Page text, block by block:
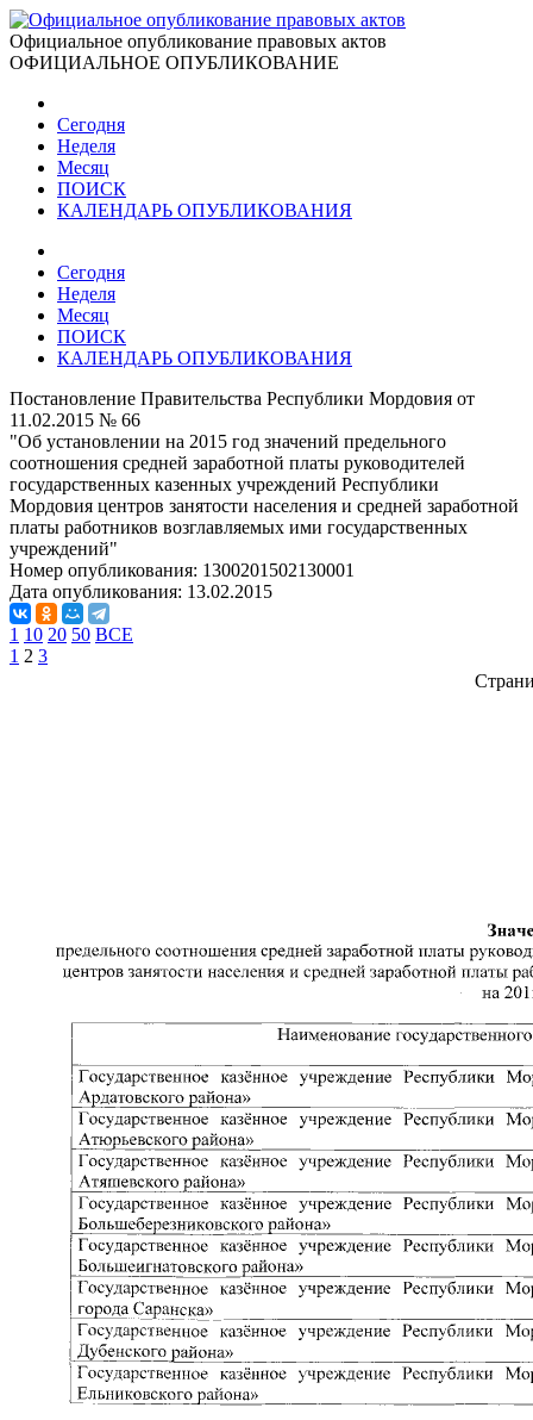
Официальное опубликование правовых актов
ОФИЦИАЛЬНОЕ ОПУБЛИКОВАНИЕ
Сегодня
Неделя
Месяц
ПОИСК
КАЛЕНДАРЬ ОПУБЛИКОВАНИЯ
Сегодня
Неделя
Месяц
ПОИСК
КАЛЕНДАРЬ ОПУБЛИКОВАНИЯ
Постановление Правительства Республики Мордовия от
11.02.2015 № 66
"Об установлении на 2015 год значений предельного
соотношения средней заработной платы руководителей
государственных казенных учреждений Республики
Мордовия центров занятости населения и средней заработной
платы работников возглавляемых ими государственных
учреждений"
Номер опубликования: 1300201502130001
Дата опубликования: 13.02.2015
1 10 20 50 ВСЕ
1 2 3